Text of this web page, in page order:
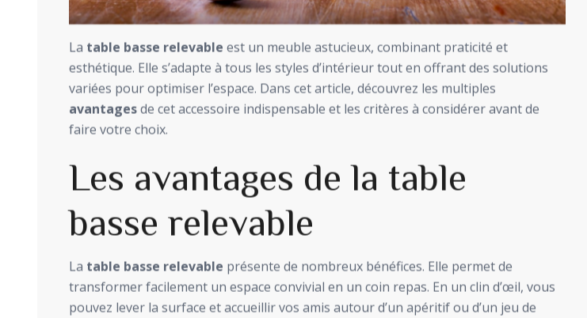
La table basse relevable est un meuble astucieux, combinant praticité et
esthétique. Elle s’adapte à tous les styles d’intérieur tout en offrant des solutions
variées pour optimiser l’espace. Dans cet article, découvrez les multiples
avantagesde cet accessoire indispensable et les critères à considérer avant de
faire votre choix.
Les avantages de la table
basse relevable
La table basse relevable présente de nombreux bénéfices. Elle permet de
transformer facilement un espace convivial en un coin repas. En un clin d’œil, vous
pouvez lever la surface et accueillir vos amis autour d’un apéritif ou d’un jeu de